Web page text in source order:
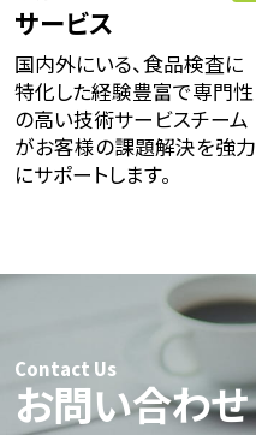
サービス
国内外にいる、食品検査に
特化した経験豊富で専門性
の高い技術サービスチーム
がお客様の課題解決を強力
にサポートします。
Contact Us
お問い合わせ